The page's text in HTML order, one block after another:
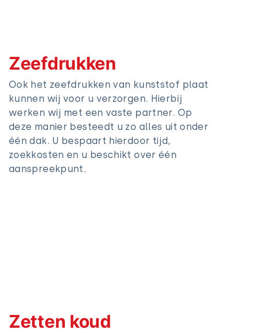
Zeefdrukken
Ook het zeefdrukken van kunststof plaat
kunnen wij voor u verzorgen. Hierbij
werken wij met een vaste partner. Op
deze manier besteedt u zo alles uit onder
één dak. U bespaart hierdoor tijd,
zoekkosten en u beschikt over één
aanspreekpunt.
Zetten koud